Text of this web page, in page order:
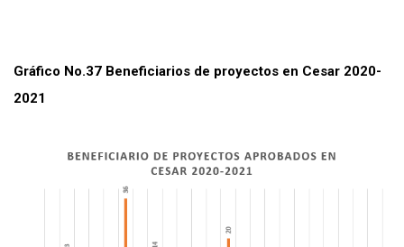
Gráfico No.37 Beneficiarios de proyectos en Cesar 2020-
2021